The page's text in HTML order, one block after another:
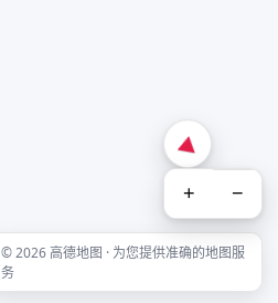
+ −
© 2026 高德地图 · 为您提供准确的地图服
务